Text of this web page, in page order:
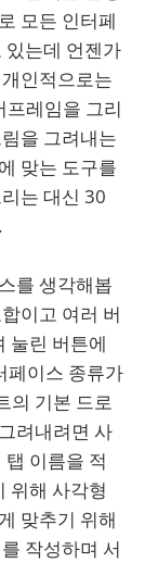
모든 인터페
있는데 언젠가
인적으로는
레임을 그리
을 그려내는
맞는 도구를
는 대신 30
를 생각해봅
이고 여러 버
눌린 버튼에
페이스 종류가
의 기본 드로
려내려면 사
이름을 적
위해 사각형
맞추기 위해
작성하며 서